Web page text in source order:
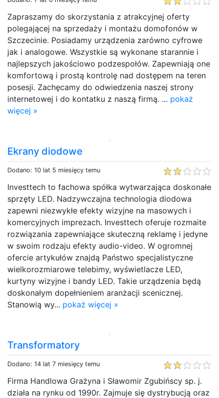
Zapraszamy do skorzystania z atrakcyjnej oferty
polegającej na sprzedaży i montażu domofonów w
Szczecinie. Posiadamy urządzenia zarówno cyfrowe
jak i analogowe. Wszystkie są wykonane starannie i
najlepszych jakościowo podzespołów. Zapewniają one
komfortową i prostą kontrolę nad dostępem na teren
posesji. Zachęcamy do odwiedzenia naszej strony
internetowej i do kontatku z naszą firmą. ... pokaż
więcej »
Ekrany diodowe
Dodano: 10 lat 5 miesięcy temu
Investtech to fachowa spółka wytwarzająca doskonałe
sprzęty LED. Nadzywczajna technologia diodowa
zapewni niezwykłe efekty wizyjne na masowych i
komercyjnych imprezach. Investtech oferuje rozmaite
rozwiązania zapewniające skuteczną reklamę i jedyne
w swoim rodzaju efekty audio-video. W ogromnej
ofercie artykułów znajdą Państwo specjalistyczne
wielkorozmiarowe telebimy, wyświetlacze LED,
kurtyny wizyjne i bandy LED. Takie urządzenia będą
doskonałym dopełnieniem aranżacji scenicznej.
Stanowią wy... pokaż więcej »
Transformatory
Dodano: 14 lat 7 miesięcy temu
Firma Handlowa Grażyna i Sławomir Zgubińscy sp. j.
działa na rynku od 1990r. Zajmuje się dystrybucją oraz